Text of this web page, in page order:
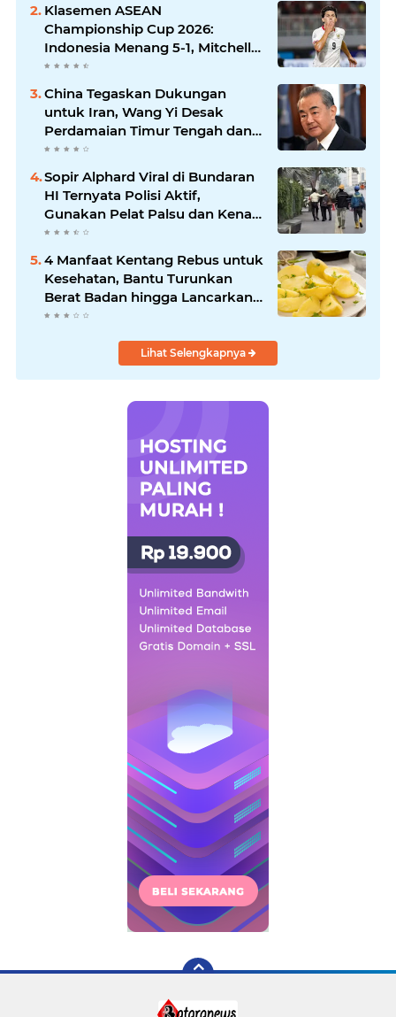
Klasemen ASEAN
Championship Cup 2026:
Indonesia Menang 5-1, Mitchell
Baker Hattrick dan Puncaki Top
China Tegaskan Dukungan
untuk Iran, Wang Yi Desak
Perdamaian Timur Tengah dan
Soroti Ketegangan dengan AS
Sopir Alphard Viral di Bundaran
HI Ternyata Polisi Aktif,
Gunakan Pelat Palsu dan Kena
Tilang
4 Manfaat Kentang Rebus untuk
Kesehatan, Bantu Turunkan
Berat Badan hingga Lancarkan
Pencernaan
Lihat Selengkapnya